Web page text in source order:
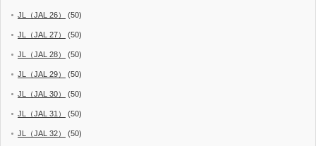
JL（JAL 26） (50)
JL（JAL 27） (50)
JL（JAL 28） (50)
JL（JAL 29） (50)
JL（JAL 30） (50)
JL（JAL 31） (50)
JL（JAL 32） (50)